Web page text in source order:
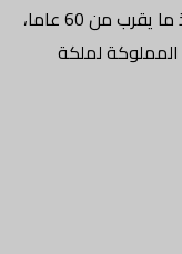
لا تتغير الطقوس، وتظل مؤثرة، فمنذ ما يقرب من 60 عاما،
لملكة